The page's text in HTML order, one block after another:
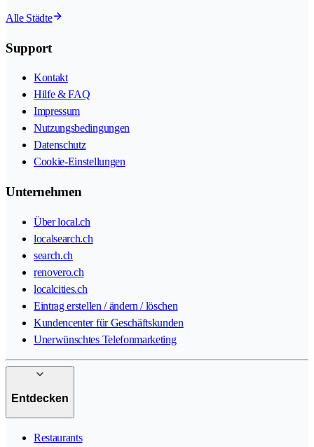
Alle Städte
Support
Kontakt
Hilfe & FAQ
Impressum
Nutzungsbedingungen
Datenschutz
Cookie-Einstellungen
Unternehmen
Über local.ch
localsearch.ch
search.ch
renovero.ch
localcities.ch
Eintrag erstellen / ändern / löschen
Kundencenter für Geschäftskunden
Unerwünschtes Telefonmarketing
Entdecken
Restaurants